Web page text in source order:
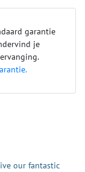
garantie
je
our fantastic